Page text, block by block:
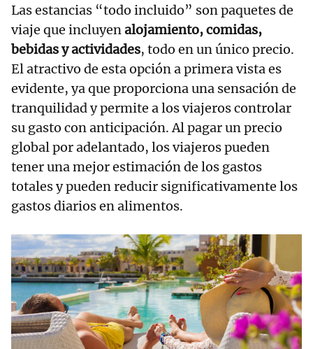
Las estancias “todo incluido” son paquetes de
viaje que incluyenalojamiento, comidas,
bebidas y actividades, todo en un único precio.
El atractivo de esta opción a primera vista es
evidente, ya que proporciona una sensación de
tranquilidad y permite a los viajeros controlar
su gasto con anticipación. Al pagar un precio
global por adelantado, los viajeros pueden
tener una mejor estimación de los gastos
totales y pueden reducir significativamente los
gastos diarios en alimentos.